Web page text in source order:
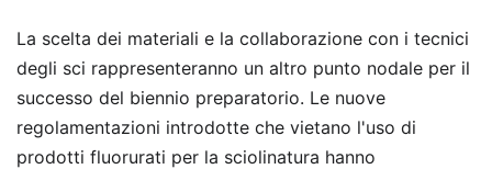
La scelta dei materiali e la collaborazione con i tecnici
degli sci rappresenteranno un altro punto nodale per il
successo del biennio preparatorio. Le nuove
regolamentazioni introdotte che vietano l'uso di
prodotti fluorurati per la sciolinatura hanno